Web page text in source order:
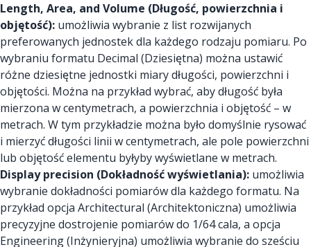
Length, Area, and Volume (Długość, powierzchnia i
objętość): umożliwia wybranie z list rozwijanych
preferowanych jednostek dla każdego rodzaju pomiaru. Po
wybraniu formatu Decimal (Dziesiętna) można ustawić
różne dziesiętne jednostki miary długości, powierzchni i
objętości. Można na przykład wybrać, aby długość była
mierzona w centymetrach, a powierzchnia i objętość – w
metrach. W tym przykładzie można było domyślnie rysować
i mierzyć długości linii w centymetrach, ale pole powierzchni
lub objętość elementu byłyby wyświetlane w metrach.
Display precision (Dokładność wyświetlania): umożliwia
wybranie dokładności pomiarów dla każdego formatu. Na
przykład opcja Architectural (Architektoniczna) umożliwia
precyzyjne dostrojenie pomiarów do 1/64 cala, a opcja
Engineering (Inżynieryjna) umożliwia wybranie do sześciu